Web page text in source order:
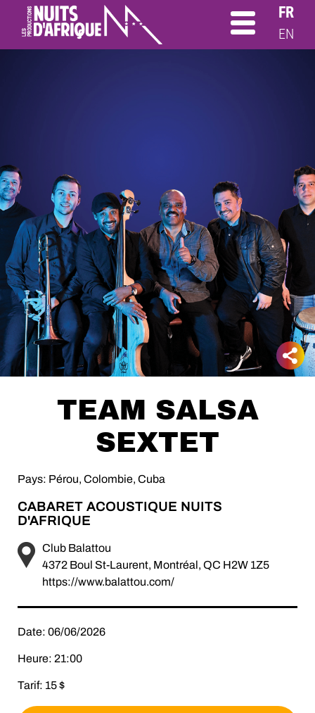
FR
EN
TEAM SALSA
SEXTET
Pays: Pérou, Colombie, Cuba
CABARET ACOUSTIQUE NUITS
D'AFRIQUE
Club Balattou
4372 Boul St-Laurent, Montréal, QC H2W 1Z5
https://www.balattou.com/
Date: 06/06/2026
Heure: 21:00
Tarif: 15 $